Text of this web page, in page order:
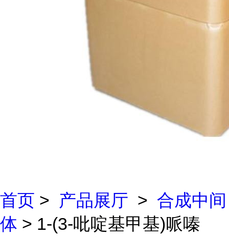
首页 > 产品展厅 > 合成中间
体 > 1-(3-吡啶基甲基)哌嗪